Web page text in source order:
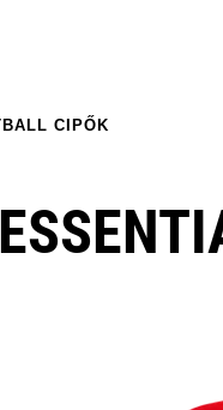
CIPŐK